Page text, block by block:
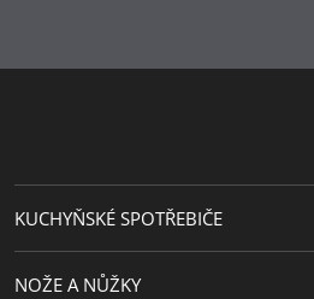
Odolnost vůči
teplu
Tepelně
sporáku)
troubě)
KUCHYŇSKÉ SPOTŘEBIČE
NOŽE A NŮŽKY